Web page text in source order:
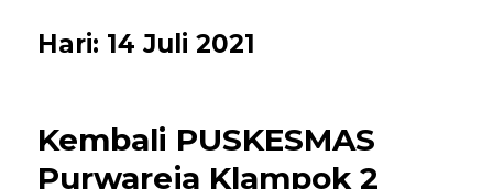
Hari: 14 Juli 2021
Kembali PUSKESMAS
Purwareja Klampok 2